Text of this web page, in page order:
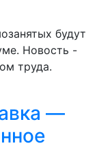
будут
Новость -
труда.
—